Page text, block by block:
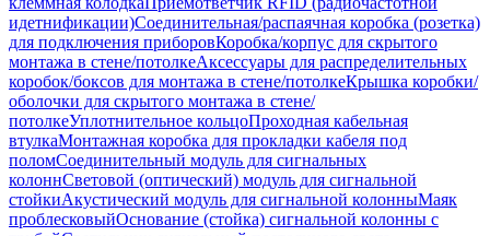
идетнификации)Соединительная/распаячная коробка (розетка)
для подключения приборовКоробка/корпус для скрытого
монтажа в стене/потолкеАксессуары для распределительных
коробок/боксов для монтажа в стене/потолкеКрышка коробки/
оболочки для скрытого монтажа в стене/
потолкеУплотнительное кольцоПроходная кабельная
втулкаМонтажная коробка для прокладки кабеля под
поломСоединительный модуль для сигнальных
колоннСветовой (оптический) модуль для сигнальной
стойкиАкустический модуль для сигнальной колонныМаяк
проблесковыйОснование (стойка) сигнальной колонны с